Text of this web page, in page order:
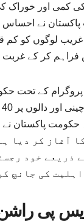
کی کمی اور خوراک
نے احساس
لوگوں کو کم
کر کے غربت
پاکستان نے
کا آغاز کر دیا
ذریعے خود
اہلیت کی جانچ
پی راشن